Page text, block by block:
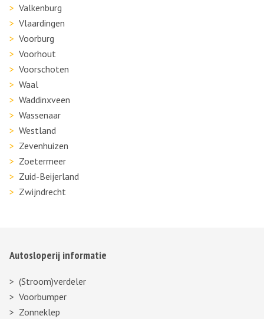
Valkenburg
Vlaardingen
Voorburg
Voorhout
Voorschoten
Waal
Waddinxveen
Wassenaar
Westland
Zevenhuizen
Zoetermeer
Zuid-Beijerland
Zwijndrecht
Autosloperij informatie
(Stroom)verdeler
Voorbumper
Zonneklep